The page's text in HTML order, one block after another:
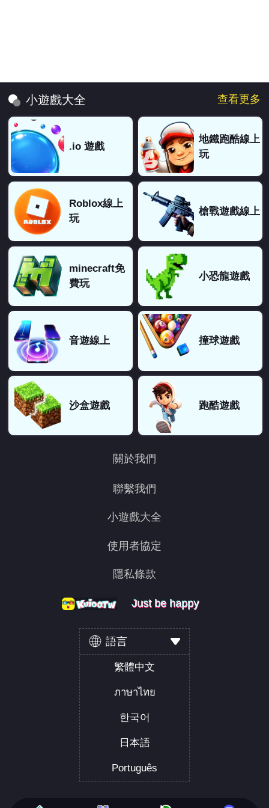
小遊戲大全 查看更多
.io 遊戲
地鐵跑酷線上
玩
Roblox線上
玩
槍戰遊戲線上
minecraft免
費玩
小恐龍遊戲
音遊線上 撞球遊戲
沙盒遊戲 跑酷遊戲
關於我們
聯繫我們
小遊戲大全
使用者協定
隱私條款
Just be happy
Just be happy
Just be happy
語言
繁體中文
ภาษาไทย
한국어
日本語
Português